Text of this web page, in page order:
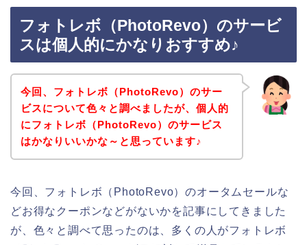
フォトレボ（PhotoRevo）のサービ
スは個人的にかなりおすすめ♪
今回、フォトレボ（PhotoRevo）のサー
ビスについて色々と調べましたが、個人的
にフォトレボ（PhotoRevo）のサービス
はかなりいいかな～と思っています♪
今回、フォトレボ（PhotoRevo）のオータムセールな
どお得なクーポンなどがないかを記事にしてきました
が、色々と調べて思ったのは、多くの人がフォトレボ